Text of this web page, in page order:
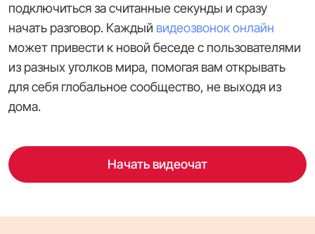
подключиться за считанные секунды и сразу
начать разговор. Каждый видеозвонок онлайн
может привести к новой беседе с пользователями
из разных уголков мира, помогая вам открывать
для себя глобальное сообщество, не выходя из
дома.
Начать видеочат